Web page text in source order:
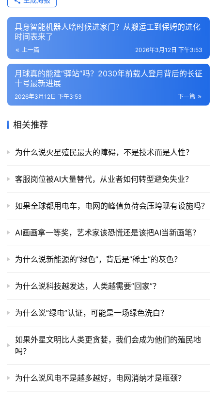
具身智能机器人啥时候进家门？从搬运工到保姆的进化
时间表来了
上一篇 2026年3月12日 下午3:53
月球真的能建“驿站”吗？2030年前载人登月背后的长征
十号最新进展
下一篇
2026年3月12日 下午3:53
相关推荐
为什么说火星殖民最大的障碍，不是技术而是人性？
客服岗位被AI大量替代，从业者如何转型避免失业？
如果全球都用电车，电网的峰值负荷会压垮现有设施吗？
AI画画拿一等奖，艺术家该恐慌还是该把AI当新画笔？
为什么说新能源的”绿色”，背后是”稀土”的灰色？
为什么说科技越发达，人类越需要”回家”？
为什么说”绿电”认证，可能是一场绿色洗白？
如果外星文明比人类更贪婪，我们会成为他们的殖民地
吗？
为什么说风电不是越多越好，电网消纳才是瓶颈？